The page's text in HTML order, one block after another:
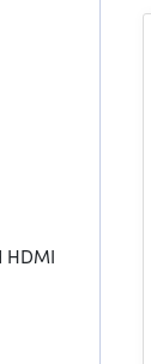
HDMI